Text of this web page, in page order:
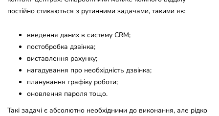
постійно стикаються з рутинними задачами, такими як:
введення даних в систему CRM;
постобробка дзвінка;
виставлення рахунку;
нагадування про необхідність дзвінка;
планування графіку роботи;
оновлення пароля тощо.
Такі задачі є абсолютно необхідними до виконання, але рідко